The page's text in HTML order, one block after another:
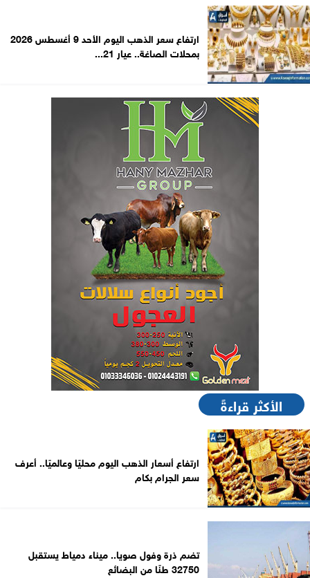
ارتفاع سعر الذهب اليوم الأحد 9 أغسطس 2026
بمحلات الصاغة.. عيار 21...
الأكثر قراءةً
ارتفاع أسعار الذهب اليوم محليًا وعالميًا.. أعرف
سعر الجرام بكام
تضم ذرة وفول صويا.. ميناء دمياط يستقبل
32750 طنًا من البضائع